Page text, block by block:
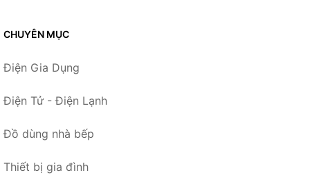
CHUYÊN MỤC
Điện Gia Dụng
Điện Tử - Điện Lạnh
Đồ dùng nhà bếp
Thiết bị gia đình